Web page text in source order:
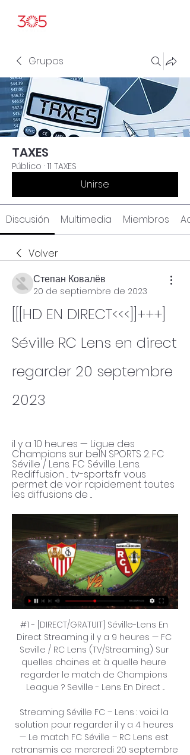
Grupos
TAXES
Público · 11 TAXES
Unirse
Discusión Multimedia Miembros
Volver
Степан Ковалёв
20 de septiembre de 2023
[[[HD EN DIRECT<<<]]+++]
Séville RC Lens en direct
regarder 20 septembre
2023
il y a 10 heures — Ligue des
Champions sur beIN SPORTS 2. FC
Séville / Lens. FC Séville. Lens.
Rediffusion ... tv-sports.fr vous
permet de voir rapidement toutes
les diffusions de ...
#1 - [DIRECT/GRATUIT] Séville-Lens En Direct Streaming il y a 9 heures — FC Seville / RC Lens (TV/Streaming) Sur quelles chaines et à quelle heure regarder le match de Champions League ? Seville - Lens En Direct ...

Streaming Séville FC – Lens : voici la solution pour regarder il y a 4 heures — Le match FC Séville – RC Lens est retransmis ce mercredi 20 septembre à 21 heures, en direct sur la chaîne RMC SPORT 1 et sur la chaîne CANAL+.

À ce stade, la Ligue des Champions semble trop grande pour le RCL, qui fait figure de Petit Poucet du groupe B, où Arsenal porte l'étiquette de favori, Séville est à l'affût et le PSV Eindhoven un peu plus en retrait. "On est outsiders, dit Samba. "Sur les 36 équipes de cette compétition, je pense qu'on est tout en bas, de par notre vécu, le passé du club. Mais soyez-en sûrs, on va se battre", avant de glisser, dans un sourire: "C'est bien d'être dans cette position-là. " Il y a quelques jours, la mairie de Lens annonçait son dispositif pour suivre les Lensois en Ligue des champions. Les jours de matchs à l'extérieur, un écran géant de 80 m², 8 m sur 10 m, est implanté rue Lanoy. 

L’UFC en direct et en streaming sur RMC Sport, c’est le meilleur des arts martiaux mixtes. Mais également la deuxième plus grande compétition de MMA en direct et en streaming avec la retransmission de tous les combats de la prestigieuse ligue de MMA, le Bellator. Sans oublier la retransmission des plus grands combats de PFL (Professional Fighters League), le championnat régulier de MMA. Côté boxe, avec le PBC, ce sont les plus grands noms du noble art et les combats de boxe en direct les plus prestigieux qui sont retransmis sur les antennes de RMC Sport. 

L’objectif lui-même est en mauvais état. Depuis le 29 juillet jusqu’à aujourd’hui, ils n’ont jamais gagné, se contentant de faire match nul trois fois et de perdre cinq fois. Ils n’ont également obtenu qu’un point lors des cinq premiers matches de Ligue 1 cette saison. Avec tous les facteurs existants, il semble que Los Nervionenses n’auront aucune difficulté à battre Lens lors de ce match d’ouverture du groupe B. Ils doivent profiter de cette opportunité pour gagner trois points importants et améliorer leur position au classement. Lens reviendra très probablement les mains vides et sans aucun espoir de se qualifier pour le prochain tour. Séville manquera l’ailier Marcos Acuna et l’arrière central Tianguy Nianzou en raison d’une blessure. Pendant ce temps, Lens n’a pas non plus pu aligner le gardien Wuilker Farinez, le défenseur Massadio Haidara et les milieux de terrain Jimmy Cabot, David Costa et Nampalys Mendy pour la même raison. 

(LIBRE-) regarder Séville RC Lens en direct gratuit 20 septe il y a 19 heures — (LIBRE-) regarder Séville RC Lens en direct gratuit 20 septembre 2023 FC Séville. Lens. 20.09. 12:00. FRANCELigue 1. Lens. Toulouse. 24.09.

Séville FC-Lens: chaîne TV, streaming et composCrédit photo: Panoramic Le Séville FC accueille le RC Lens mercredi, en match de poule de la Ligue des champions. Voici les compos probables, la chaîne TV et le stream. Pour son grand retour en Ligue des champions après vingt-et-un ans d’absence, le Racing Club de Lens va avoir fort à faire. En déplacement mercredi soir (21h) sur la pelouse du Séville FC, le deuxième du dernier championnat de France ne se présente pas au mieux de sa forme. 

Nos offres RMC Sport 100% digital, quel que soit votre opérateur! Vous pouvez bénéficier de nos offres RMC Sport 100% digital ou RMC Sport + beIN SPORTS 100% digital, quel que soit votre opérateur. Il est donc possible de souscrire à nos offres pour les abonnés SFR, mais également RED by SFR, Orange, Bouygues ou Free. Il en est de même pour les abonnés La Poste Mobile, Coriolis Telecom, Crédit Mutuel, CIC... 

En cinq sorties en Ligue 1 de France, les hommes de l’entraîneur Franck Haise sont méconnaissables. Ceux-ci enregistrent quatre défaites contre un seul match nul. Ce qui d’eux la lanterne rouge du championnat de France. Une victoire d’entrée dans le groupe B de Ligue des champions permettrait aux Sang et Or de reprendre confiance. L'article continue ci-dessousHoraire et lieu du matchSéville – LensLigue des championsStade Ramón Sánchez PizjuánA 21h françaiseLes équipes probables du Séville – LensSéville: Dmitrovic - Navas, Badé, Sergio Ramos, Pedrosa - Sow, Rakitic - Suso, Torres, Ocampos - MirLens: Samba - Medina, Danso, Gradit - Machado, Abdul Samed, Thomasson, Aguilar - Sotoca, Fulgini - WahiSur quelle chaine suivre le match Séville – LensLa rencontre entre le FC Séville et Lens sera à suivre ce mercredi 20 septembre 2023 à partir de 21h simultanément sur Canal+ et RMC Sport 1. 

EN DIRECT - Séville-Lens : la grande Europe pour se refaire il y a 2 heures — En s'imposant sans trembler contre Dortmund (2-0), le PSG a parfaitement lancé la saison des clubs français en Ligue des champions. Au RC Lens d ...

Banderoles levées, tous en cœur, les supporters ont chanté les Corons. "21 ans sans Ligue des champions, ça valait bien un petit Pierre Bachelet dans l'avion". Deuxième du championnat de Ligue 1 l'an dernier, le travail de l'entraîneur Franck Haise, de son staff et des joueurs avait été loué dans tout le pays. Il faut dire qu'en février 2020, quand Franck Haise devenait le nouvel entraîneur du club, ce dernier était à la tête d'une équipe qui venait de remonter de Ligue 2. Aujourd'hui, le coach assure qu'il faut savourer le moment de ce retour en Ligue des champions, même si le début en championnat "n'est pas digne du Racing club de Lens", selon le mot de Brice Samba, le portier artésien. 

[LIBRE*] Séville FC RC Lens en direct regarder 20 il y a 16 heures — il y a 5 heures — RC Lens en direct à la radio Vous pouvez écouter ici le prochain match FC Séville vs. RC Lens de la Ligue des champions de l'UEFA en ...

POUR EN PROFITER, REJOIGNEZ NOUS VITE! À partir de 9, 00€ /MOISAvec la fibre de 19, 00€ /MOIS100% digital RMC Sport: tout le sport en direct, sur tous vos écrans Les chaînes RMC Sport proposent une large sélection de streaming sports à travers les compétitions sportives les plus prestigieuses 24h/24. RMC Sport c’est d’abord la chaine du foot en direct. L’abonnement RMC Sport donne accès à des centaines de matchs de foot en direct, le tout commenté par nos experts RMC Sport Live. Pour les saisons 2021 à 2023 retrouvez les 2 meilleurs matchs de l’UEFA Champions League ainsi que la majorité des matchs de l’UEFA Europa League et l’UEFA Europa Conference League sur la chaîne RMC SPORT. Les amateurs de combat en direct ne seront pas en reste! Sur les antennes de RMC Sport, retrouvez les 3 plus grandes compétitions de MMA. 

[Télévision sportive-] regarder Séville FC RC Lens en direct il y a 14 heures — [Télévision sportive-] regarder Séville FC RC Lens en direct 20 septembre 2023 il y a 15 heures — Le RC Lens vient de dévoiler son groupe ...

RMC Sport en direct et en replay: sur tous vos écrans, partout, tout le temps! Il y a de multiples possibilités pour recevoir les programmes de RMC Sport sur vos différents écrans. Vous pouvez télécharger notre application RMC Sport sur Android ou sur l’App Store et profiter de nos programmes en live sur mobile, tablette et PC. Vous pouvez aussi vous connecter directement sur notre site rmcsport. 

Football | FC Séville - RC Lens : Streaming, chaîne il y a 2 heures — Football | FC Séville – RC Lens : Streaming, cha ...

Lanterne rouge de l’actuel classement de Ligue 1, Lens n’a toujours pas remporté le moindre match (quatre défaites et un nul). Il s’attend donc à souffrir lors de ce duel européen. Lire aussi: Bleus, mauvaise nouvelle confirmée À moins bien sûr d’une bonne surprise. Et pour tenter de forcer le destin, l’entraîneur nordiste, Franck Haise, optera pour un 3-4-2-1 avec Wahi en pointe, soutenu par Fulgini et Sotoca. Frankowski est quant à lui de retour et occupera le couloir droit. Pour le reste, pas de surprise majeure. Côté sévillan, José Luis Mendilibar préfèrera un 4-2-3-1. Pas tellement mieux que leurs adversaires du soir dans leur championnat (trois défaites et une victoire), les partenaires de Sergio Ramos et Ivan Rakitic qui devraient débuter comme titulaires, chercheront à se rassurer. 

Sevilla FC – RC Lens : En Direct, Comment Regarder, Ligue il y a 6 heures — Sevilla et la RC Lens se retrouveront lors du match retour de leur 1er tour de l'Ligue des Champions de l'UEFA à Stade Estadio Ramón Sánchez ...

(LA TÉLÉ) Séville FC RC Lens en direct 20 septembre 2023 il il y a 19 heures — (LA TÉLÉ) Séville FC RC Lens en direct 20 septembre 2023 il y a 4 heures — Apprenez comment regarder Séville x Lens Football diffusé en ...

Séville – Lens : Diffusion TV et en clair, streaming il y a 1 jour — Ce mercredi, le FC Séville va en découdre avec le RC Lens dans un match comptant pour la première journée de Ligue des champions.

tv et voir tous les matchs en direct, le sport en streaming ainsi que les résultats de tous les sports. La plupart des télévisions sont compatibles et peuvent recevoir RMC Sport. Les TV connectées Samsung, Smart TV LG, Android TV ( Nvidia Shield), Apple TV, TV via Google Cast, sur Connect TV de SFR ou TV via Hisense sont compatibles avec nos offres. RMC Sport est également disponible sur vos consoles de salons, Playstation 4 et Playstation 5 et Xbox One. 

Ligue des Champions: le match Séville - RC Lens en direct du QGAjouter cet événement à votre calendrier Choisissez votre application Ligue des champions: Séville - Lens en direct du QG! Amateurs de football, préparez-vous pour un événement extraordinaire! Le mercredi 20 septembre à 21h00, Séville affrontera le RC Lens lors d'un match de Ligue des Champions, et vous pouvez vivre cette rencontre palpitante au QG | Quartier Godault. Rejoignez-nous au 1er étage du centre commercial Aushopping Noyelles, juste au-dessus du Primark, pour vivre cette bataille européenne sur nos écrans géants. 

Programme TV Lens : directs et rediffusions matchs RC Lens Le prochain match en direct de Lens diff